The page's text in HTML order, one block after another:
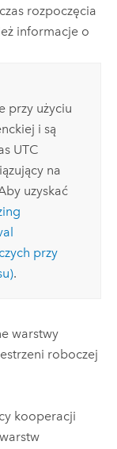
rozpoczęcia
informacje o
przy użyciu
i są
UTC
na
uzyskać
przy
.
warstwy
roboczej
kooperacji